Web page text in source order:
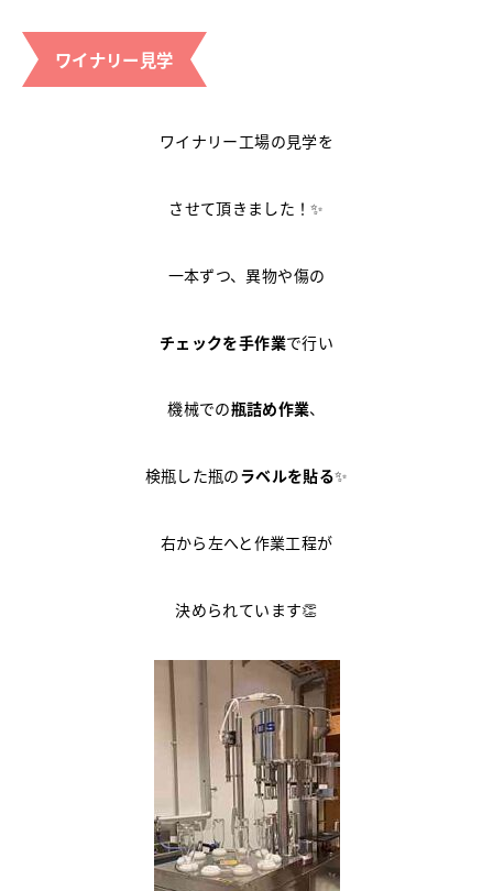
ワイナリー見学
ワイナリー工場の見学を
させて頂きました！✨
一本ずつ、異物や傷の
チェックを手作業で行い
機械での瓶詰め作業、
検瓶した瓶のラベルを貼る✨
右から左へと作業工程が
決められています👏